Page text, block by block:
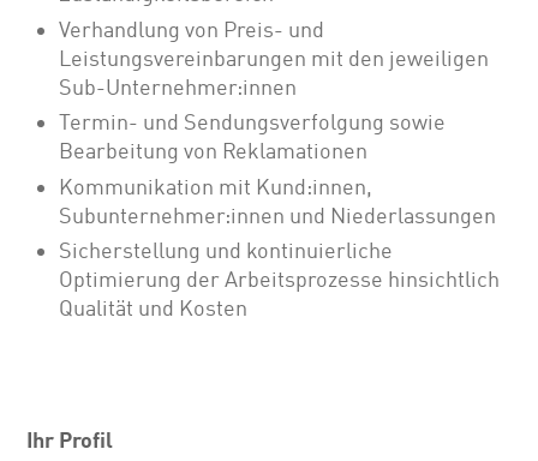
Verhandlung von Preis- und
Leistungsvereinbarungen mit den jeweiligen
Sub-Unternehmer:innen
Termin- und Sendungsverfolgung sowie
Bearbeitung von Reklamationen
Kommunikation mit Kund:innen,
Subunternehmer:innen und Niederlassungen
Sicherstellung und kontinuierliche
Optimierung der Arbeitsprozesse hinsichtlich
Qualität und Kosten
Ihr Profil